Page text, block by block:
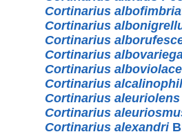
Cortinarius
Cortinarius
Cortinarius
Cortinarius
Cortinarius
Cortinarius
Cortinarius aleuriolens
Cortinarius
Cortinarius alexandri